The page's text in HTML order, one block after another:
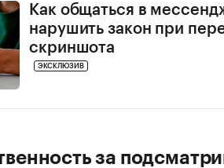
Как общаться в
нарушить закон при
скриншота
ЭКСКЛЮЗИВ
за